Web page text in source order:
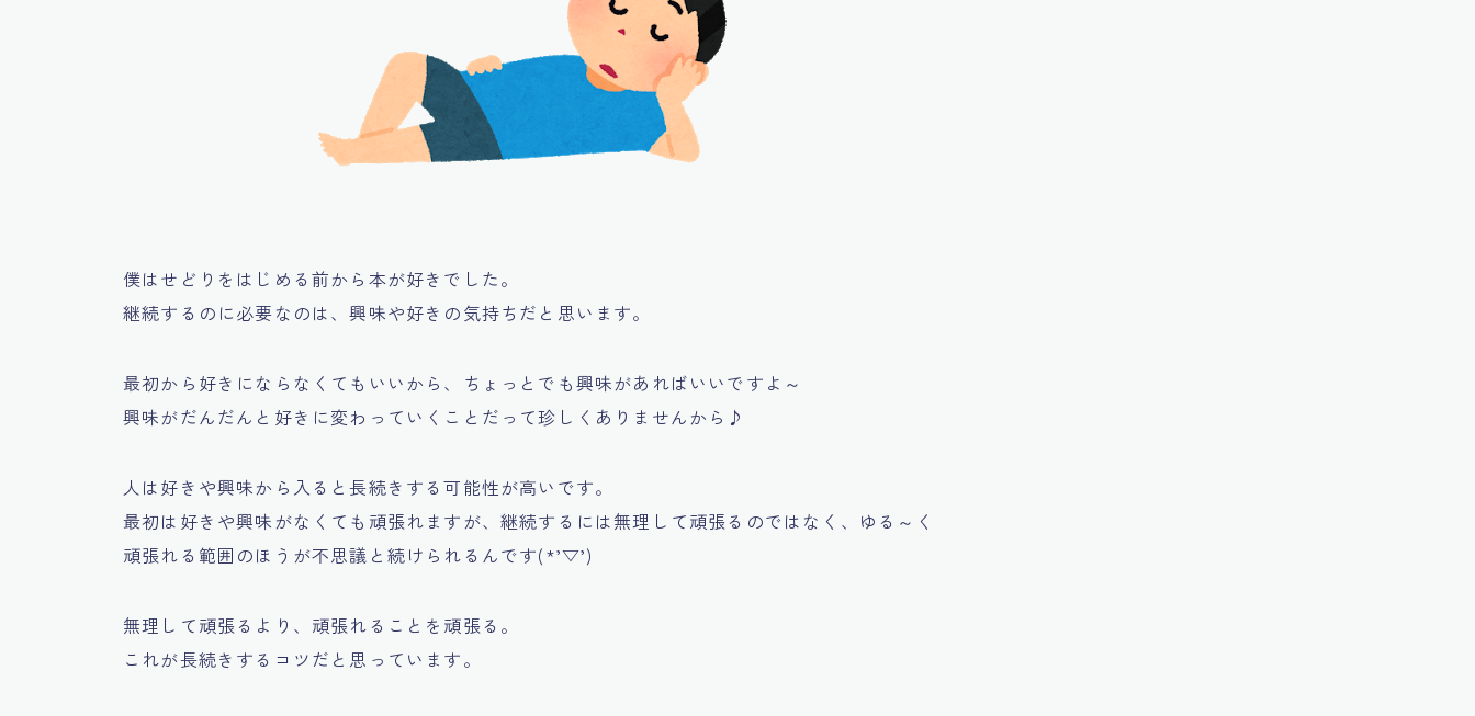
僕はせどりをはじめる前から本が好きでした。
継続するのに必要なのは、興味や好きの気持ち だと思います。
最初から好きにならなくてもいいから、ちょっとでも興味があればいいですよ～
興味がだんだんと好きに変わっていくことだって珍しくありませんから♪
人は好きや興味から入ると長続きする可能性が高いです。
最初は好きや興味がなくても頑張れますが、継続するには無理して頑張るのではなく、ゆる～く
頑張れる範囲のほうが不思議と続けられるんです(*’▽’)
無理して頑張るより、頑張れることを頑張る。
これが長続きするコツだと思っています。